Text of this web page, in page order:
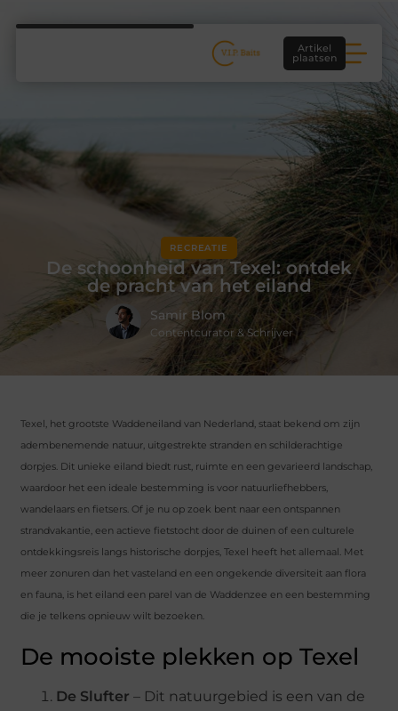
Artikel
plaatsen
RECREATIE
De schoonheid van Texel: ontdek
de pracht van het eiland
Samir Blom
Contentcurator & Schrijver
Texel, het grootste Waddeneiland van Nederland, staat bekend om zijn
adembenemende natuur, uitgestrekte stranden en schilderachtige
dorpjes. Dit unieke eiland biedt rust, ruimte en een gevarieerd landschap,
waardoor het een ideale bestemming is voor natuurliefhebbers,
wandelaars en fietsers. Of je nu op zoek bent naar een ontspannen
strandvakantie, een actieve fietstocht door de duinen of een culturele
ontdekkingsreis langs historische dorpjes, Texel heeft het allemaal. Met
meer zonuren dan het vasteland en een ongekende diversiteit aan flora
en fauna, is het eiland een parel van de Waddenzee en een bestemming
die je telkens opnieuw wilt bezoeken.
De mooiste plekken op Texel
De Slufter – Dit natuurgebied is een van de